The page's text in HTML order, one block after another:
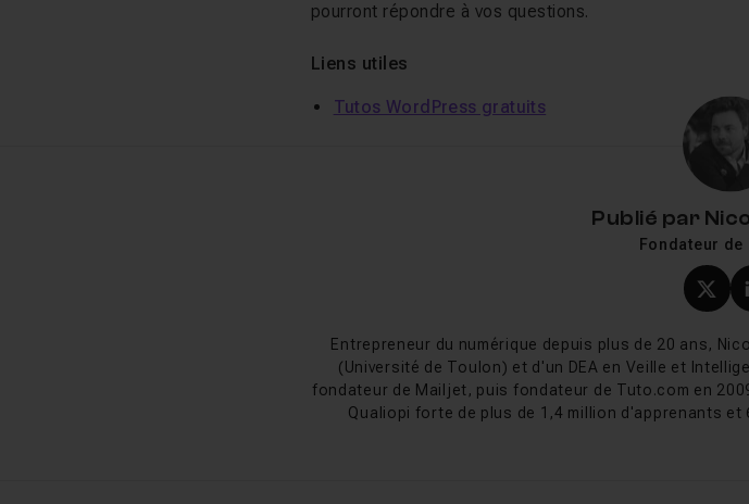
pourront répondre à vos questions.
Liens utiles
Tutos WordPress gratuits
Publié par
Fondateur de
Entrepreneur du numérique depuis plus de 20 ans,
(Université de Toulon) et d'un DEA en Veille et
fondateur de Mailjet, puis fondateur de Tuto.com en
Qualiopi forte de plus de 1,4 million d'apprenants